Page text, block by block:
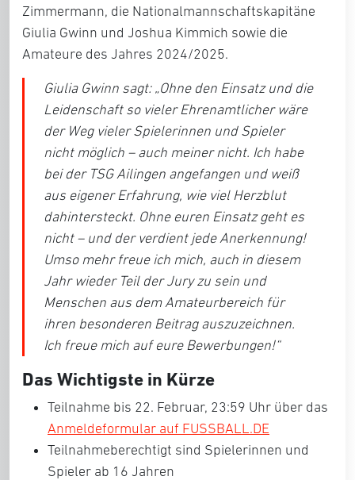
Zimmermann, die Nationalmannschaftskapitäne
Giulia Gwinn und Joshua Kimmich sowie die
Amateure des Jahres 2024/2025.
Giulia Gwinn sagt: „Ohne den Einsatz und die
Leidenschaft so vieler Ehrenamtlicher wäre
der Weg vieler Spielerinnen und Spieler
nicht möglich – auch meiner nicht. Ich habe
bei der TSG Ailingen angefangen und weiß
aus eigener Erfahrung, wie viel Herzblut
dahintersteckt. Ohne euren Einsatz geht es
nicht – und der verdient jede Anerkennung!
Umso mehr freue ich mich, auch in diesem
Jahr wieder Teil der Jury zu sein und
Menschen aus dem Amateurbereich für
ihren besonderen Beitrag auszuzeichnen.
Ich freue mich auf eure Bewerbungen!“
Das Wichtigste in Kürze
Teilnahme bis 22. Februar, 23:59 Uhr über das
Anmeldeformular auf FUSSBALL.DE
Teilnahmeberechtigt sind Spielerinnen und
Spieler ab 16 Jahren